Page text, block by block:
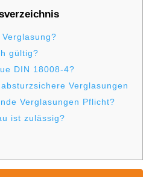
konfigurieren
konfigurieren
Konfigurieren
gültig?
DIN 18008-4?
Verglasungen
Verglasungen Pflicht?
ist zulässig?